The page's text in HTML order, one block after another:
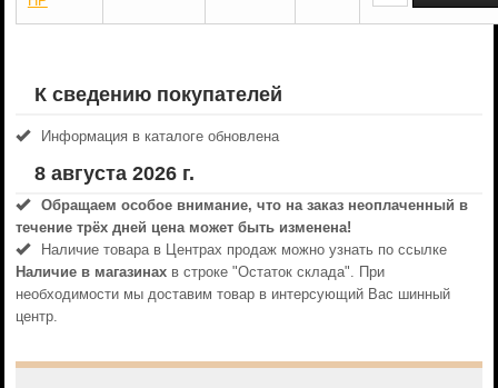
К сведению покупателей
Информация в каталоге обновлена
8 августа 2026 г.
Обращаем особое внимание, что на заказ неоплаченный в
течениe трёх дней цена может быть изменена!
Наличие товара в Центрах продаж можно узнать по ссылке
Наличие в магазинахв строке "Остаток склада". При
необходимости мы доставим товар в интерсующий Вас шинный
центр.